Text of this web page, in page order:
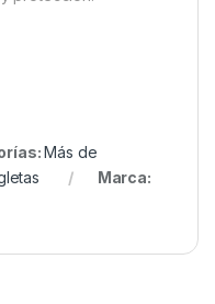
Más de
Marca: